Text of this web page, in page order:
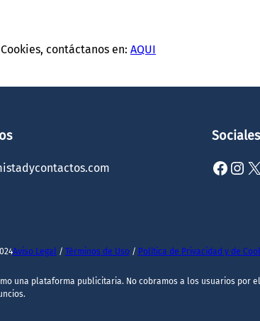
contáctanos en: AQUI
Sociales
Facebook Instagram X
Aviso Legal / Términos de Uso/ Política de Privacidad y de
una plataforma publicitaria. No cobramos a los usuarios por